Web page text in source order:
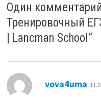
Один
Тренировочный
| Lancman School ”
vova4uma